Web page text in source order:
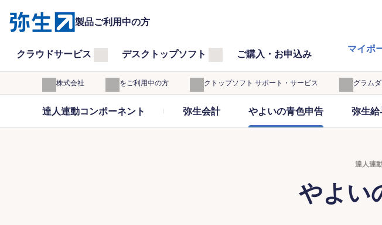
製品ご利用中の方
クラウドサービス デスクトップソフト ご購入・お申込み マイポ
弥生株式会社 製品をご利用中の方 デスクトップソフト サポート・サービス プログラム
達人連動コンポーネント 弥生会計 やよいの青色申告 弥生給
達人連
やよい